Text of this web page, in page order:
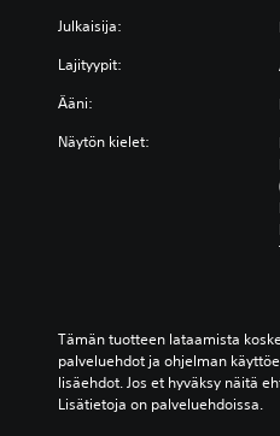
Julkaisija:
Lajityypit:
Ääni:
Näytön kielet:
Tämän tuotteen lataamista
palveluehdot ja ohjelman
lisäehdot. Jos et hyväksy näitä
Lisätietoja on palveluehdoissa.